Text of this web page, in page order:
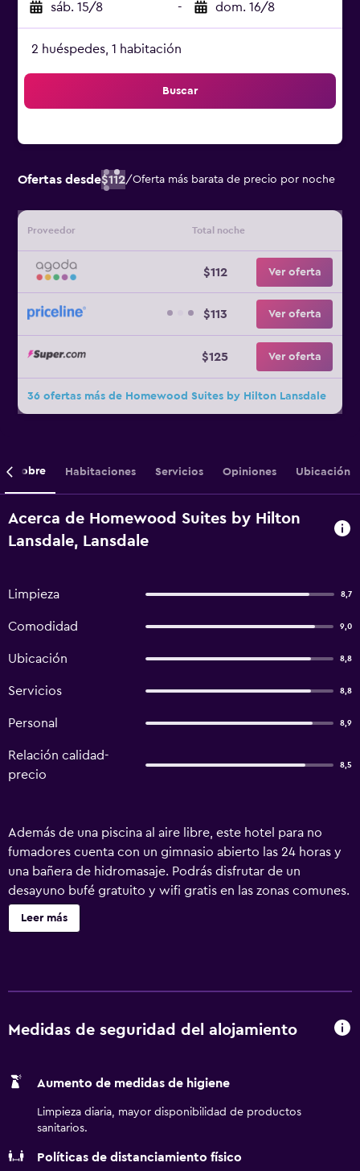
sáb. 15/8 - dom. 16/8
2 huéspedes, 1 habitación
Buscar
Ofertas desde$112/Oferta más barata de precio por noche
Proveedor Total noche
$112 Ver oferta
$113 Ver oferta
$125 Ver oferta
36 ofertas más de Homewood Suites by Hilton Lansdale
Sobre Habitaciones Servicios Opiniones Ubicación
Acerca de Homewood Suites by Hilton
Lansdale, Lansdale
Limpieza 8,7
Comodidad 9,0
Ubicación 8,8
Servicios 8,8
Personal 8,9
Relación calidad-
precio
8,5
Además de una piscina al aire libre, este hotel para no
fumadores cuenta con un gimnasio abierto las 24 horas y
una bañera de hidromasaje. Podrás disfrutar de un
desayuno bufé gratuito y wifi gratis en las zonas comunes.
Otras instalaciones incluyen aparcamiento sin asistencia,
una zona para conferencias y servicio de tintorería.
por satélite con canales de suscripción y películas de
de cocina, microondas y comedor independiente. Este
gratis. Los servicios para las personas de negocios
se ofrecen llamadas locales gratuitas (pueden existir
Leer más
Medidas de seguridad del alojamiento
Aumento de medidas de higiene
Limpieza diaria, mayor disponibilidad de productos
sanitarios.
Políticas de distanciamiento físico